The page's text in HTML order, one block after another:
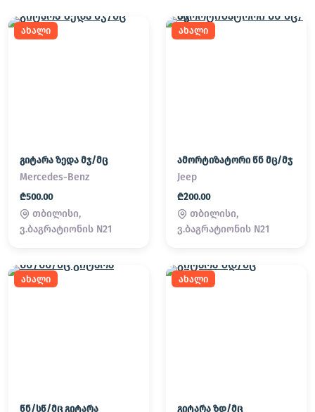
ახალი
გიტარა ზედა მჯ/მც
Mercedes-Benz
₾500.00
თბილისი,
ვ.ბაგრატიონის N21
ახალი
ამორტიზატორი წნ მც/მჯ
Jeep
₾200.00
თბილისი,
ვ.ბაგრატიონის N21
ახალი
წნ/სწ/მც გიტარა
ახალი
გიტარა ზდ/მც